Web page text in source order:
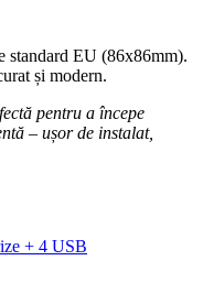
standard EU (86x86mm).
și modern.
pentru a începe
– ușor de instalat,